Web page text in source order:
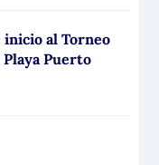
inicio al Torneo
Playa Puerto